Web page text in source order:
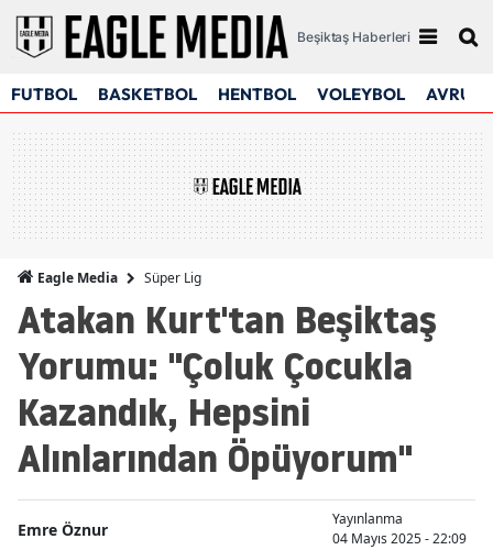
Beşiktaş Haberleri
FUTBOL BASKETBOL HENTBOL VOLEYBOL
Eagle Media Süper Lig
Atakan Kurt'tan Beşiktaş
Yorumu: "Çoluk Çocukla
Kazandık, Hepsini
Alınlarından Öpüyorum"
Emre Öznur
Yayınlanma
04 Mayıs 2025 - 22:09